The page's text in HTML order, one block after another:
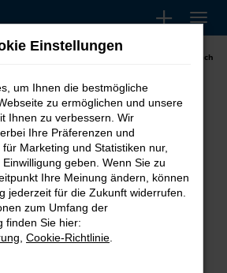
VW kaufen, leasen finanzieren | Lieferservice nach
|
Einstellungen
um Ihnen die bestmögliche
zu ermöglichen und unsere
Ihnen zu verbessern. Wir
Ihre Präferenzen und
Marketing und Statistiken nur,
geben. Wenn Sie zu
Ihre Meinung ändern, können
jederzeit für die Zukunft widerrufen.
zum Umfang der
finden Sie hier:
Cookie-Richtlinie